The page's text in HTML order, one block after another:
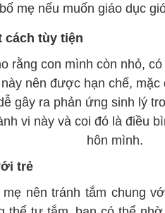
cách tùy tiện
rằng con mình còn nhỏ,
nên được hạn chế, mặc
gây ra phản ứng sinh lý
vi này và coi đó là điều
hôn mình.
trẻ
nên tránh tắm chung